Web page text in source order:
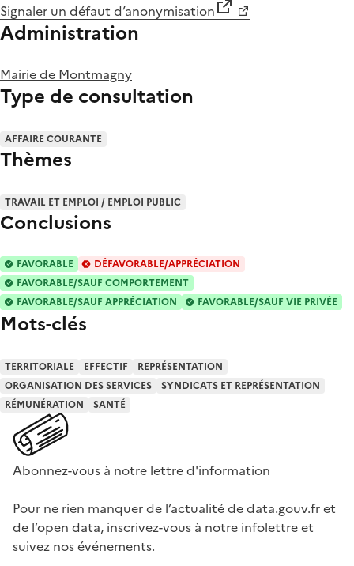
Signaler un défaut d’anonymisation
Administration
Mairie de Montmagny
Type de consultation
AFFAIRE COURANTE
Thèmes
TRAVAIL ET EMPLOI / EMPLOI PUBLIC
Conclusions
FAVORABLE
DÉFAVORABLE/APPRÉCIATION
FAVORABLE/SAUF COMPORTEMENT
FAVORABLE/SAUF APPRÉCIATION
FAVORABLE/SAUF VIE PRIVÉE
Mots-clés
TERRITORIALE EFFECTIF
REPRÉSENTATION
ORGANISATION DES SERVICES
SYNDICATS ET REPRÉSENTATION
RÉMUNÉRATION
SANTÉ
Abonnez-vous à notre lettre d'information
Pour ne rien manquer de l’actualité de data.gouv.fr et
de l’open data, inscrivez-vous à notre infolettre et
suivez nos événements.